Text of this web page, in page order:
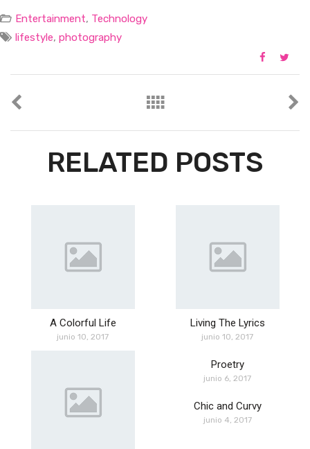
Entertainment, Technology
lifestyle, photography
RELATED POSTS
A Colorful Life
junio 10, 2017
Living The Lyrics
junio 10, 2017
Proetry
junio 6, 2017
Chic and Curvy
junio 4, 2017